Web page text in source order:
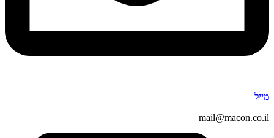
מייל
mail@macon.co.il